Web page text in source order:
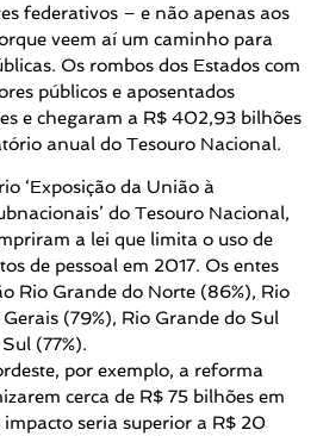
federativos – e não apenas aos
veem aí um caminho para
Os rombos dos Estados com
públicos e aposentados
e chegaram a R$ 402,93 bilhões
anual do Tesouro Nacional.
‘Exposição da União à
do Tesouro Nacional,
a lei que limita o uso de
de pessoal em 2017. Os entes
Rio Grande do Norte (86%), Rio
(79%), Rio Grande do Sul
(77%).
por exemplo, a reforma
cerca de R$ 75 bilhões em
seria superior a R$ 20